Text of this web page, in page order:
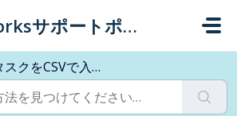
移動
CrewWorksサポートポータル
クをCSVで入出力する（有償プラン）